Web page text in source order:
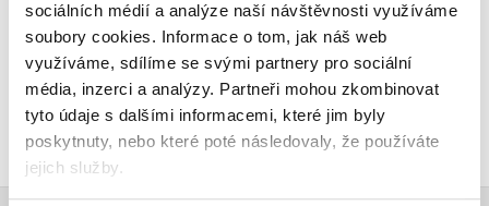
sociálních médií a analýze naší návštěvnosti využíváme
soubory cookies. Informace o tom, jak náš web
využíváme, sdílíme se svými partnery pro sociální
média, inzerci a analýzy. Partneři mohou zkombinovat
tyto údaje s dalšími informacemi, které jim byly
poskytnuty, nebo které poté následovaly, že používáte
jejich služby.
Vaše hodnocení
Uživatelskou recenzi mohou vkládat pouze registrovaní uživatelé
Přihlásit